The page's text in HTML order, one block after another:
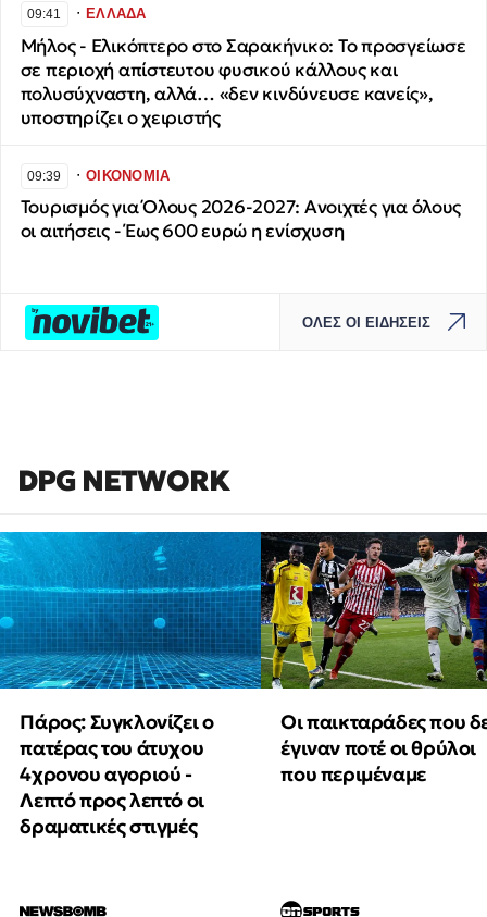
09:41 ∙ΕΛΛΑΔΑ
Μήλος - Ελικόπτερο στο Σαρακήνικο: Το προσγείωσε
σε περιοχή απίστευτου φυσικού κάλλους και
πολυσύχναστη, αλλά… «δεν κινδύνευσε κανείς»,
υποστηρίζει ο χειριστής
09:39 ∙ΟΙΚΟΝΟΜΙΑ
Τουρισμός για Όλους 2026-2027: Ανοιχτές για όλους
οι αιτήσεις - Έως 600 ευρώ η ενίσχυση
ΟΛΕΣ ΟΙ ΕΙΔΗΣΕΙΣ
DPG NETWORK
Πάρος: Συγκλονίζει ο
πατέρας του άτυχου
4χρονου αγοριού -
Λεπτό προς λεπτό οι
δραματικές στιγμές
Οι παικταράδες που
έγιναν ποτέ οι θρύλοι
που περιμέναμε